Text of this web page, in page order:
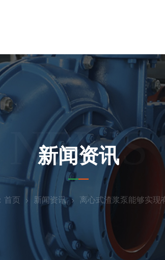
NEWS
新闻资讯
首页 新闻资讯 离心式渣浆泵能够实现